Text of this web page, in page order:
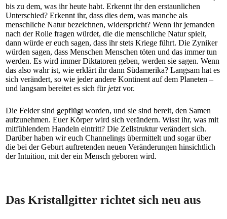
bis zu dem, was ihr heute habt. Erkennt ihr den erstaunlichen
Unterschied? Erkennt ihr, dass dies dem, was manche als
menschliche Natur bezeichnen, widerspricht? Wenn ihr jemanden
nach der Rolle fragen würdet, die die menschliche Natur spielt,
dann würde er euch sagen, dass ihr stets Kriege führt. Die Zyniker
würden sagen, dass Menschen Menschen töten und das immer tun
werden. Es wird immer Diktatoren geben, werden sie sagen. Wenn
das also wahr ist, wie erklärt ihr dann Südamerika? Langsam hat es
sich verändert, so wie jeder andere Kontinent auf dem Planeten –
und langsam bereitet es sich für jetztvor.
Die Felder sind gepflügt worden, und sie sind bereit, den Samen
aufzunehmen. Euer Körper wird sich verändern. Wisst ihr, was mit
mitfühlendem Handeln eintritt? Die Zellstruktur verändert sich.
Darüber haben wir euch Channelings übermittelt und sogar über
die bei der Geburt auftretenden neuen Veränderungen hinsichtlich
der Intuition, mit der ein Mensch geboren wird.
Das Kristallgitter richtet sich neu aus